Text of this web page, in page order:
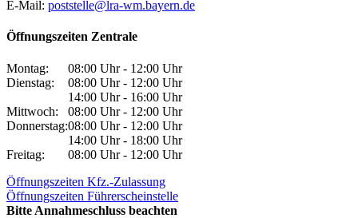
E-Mail: poststelle@lra-wm.bayern.de
Öffnungszeiten Zentrale
Montag:
08:00 Uhr - 12:00 Uhr
Dienstag:
08:00 Uhr - 12:00 Uhr
14:00 Uhr - 16:00 Uhr
Mittwoch:
08:00 Uhr - 12:00 Uhr
Donnerstag:08:00 Uhr - 12:00 Uhr
14:00 Uhr - 18:00 Uhr
Freitag:
08:00 Uhr - 12:00 Uhr
Öffnungszeiten Kfz.-Zulassung
Öffnungszeiten Führerscheinstelle
Bitte Annahmeschluss beachten